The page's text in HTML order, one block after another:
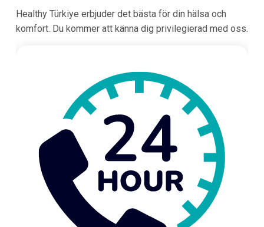
Healthy Türkiye erbjuder det bästa för din hälsa och
komfort. Du kommer att känna dig privilegierad med oss.